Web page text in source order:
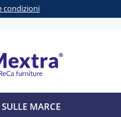
condizioni
MARCE